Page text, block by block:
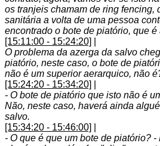
os tranjeis chamam de ring fencing,
sanitária a volta de uma pessoa
encontrado o bote de piatório, que
[15:11:00 - 15:24:20]
O problema da azerga da salvo
piatório, neste caso, o bote de
não é um superior aerarquico, não
[15:24:20 - 15:34:20]
- O bote de piatório que isto não é
Não, neste caso, haverá ainda
salvo.
[15:34:20 - 15:46:00]
- O que é que um bote de piatório? -